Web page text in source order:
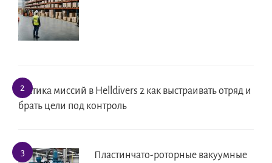
Тактика миссий в Helldivers 2 как выстраивать отряд и
брать цели под контроль
Пластинчато-роторные вакуумные